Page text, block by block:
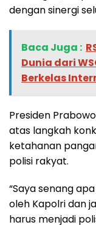
dengan sinergi
Baca Juga :
Dunia dari
Berkelas
Presiden
atas langkah
ketahanan
polisi rakyat.
“Saya senang
oleh Kapolri dan
harus menjadi